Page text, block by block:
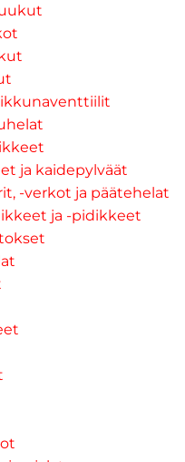
ja kaidepylväät
-verkot ja päätehelat
ja -pidikkeet